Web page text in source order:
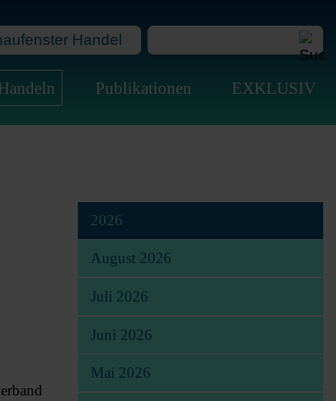
Handel
Publikationen EXKLUSIV
2026
August 2026
Juli 2026
Juni 2026
Mai 2026